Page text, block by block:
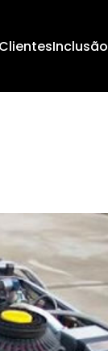
ClientesInclusão